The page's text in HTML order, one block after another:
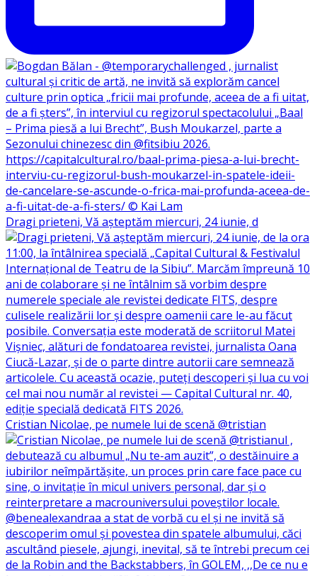
Dragi prieteni, Vă așteptăm miercuri, 24 iunie, d
Cristian Nicolae, pe numele lui de scenă @tristian